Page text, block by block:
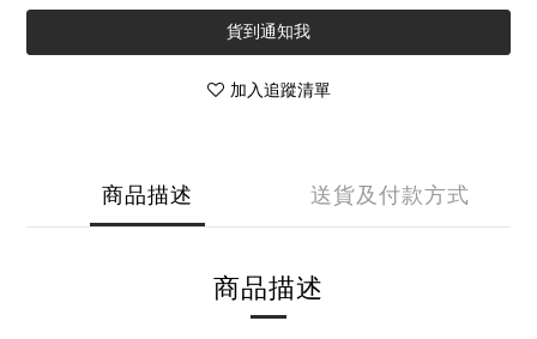
貨到通知我
加入追蹤清單
商品描述 送貨及付款方式
商品描述